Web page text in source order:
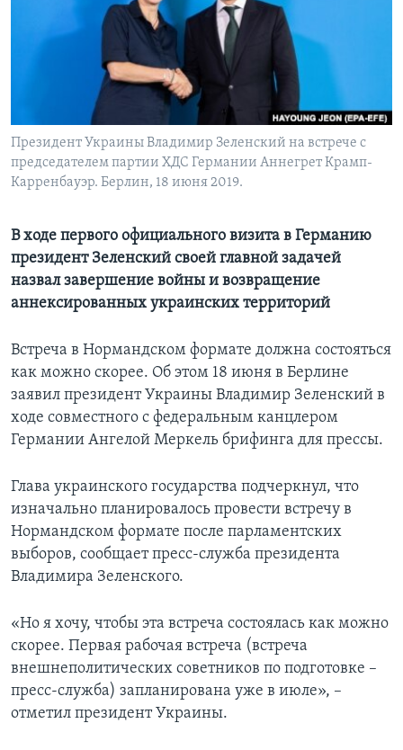
Learning English
СОЦИАЛЬНЫЕ СЕТИ
Языки
Президент Украины Владимир Зеленский на встрече с
председателем партии ХДС Германии Аннегрет Крамп-
Карренбауэр. Берлин, 18 июня 2019.
В ходе первого официального визита в Германию
президент Зеленский своей главной задачей
назвал завершение войны и возвращение
аннексированных украинских территорий
Встреча в Нормандском формате должна состояться
как можно скорее. Об этом 18 июня в Берлине
заявил президент Украины Владимир Зеленский в
ходе совместного с федеральным канцлером
Германии Ангелой Меркель брифинга для прессы.
Глава украинского государства подчеркнул, что
изначально планировалось провести встречу в
Нормандском формате после парламентских
выборов, сообщает пресс-служба президента
Владимира Зеленского.
«Но я хочу, чтобы эта встреча состоялась как можно
скорее. Первая рабочая встреча (встреча
внешнеполитических советников по подготовке –
пресс-служба) запланирована уже в июле», –
отметил президент Украины.